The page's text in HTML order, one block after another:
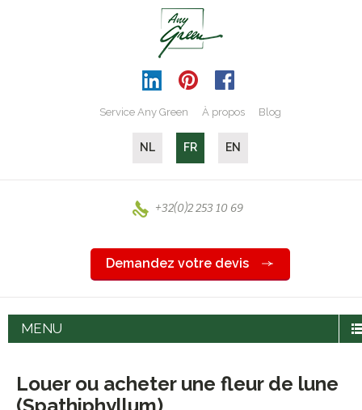
Service Any Green À propos Blog
NL FR EN
+32(0)2 253 10 69
Demandez votre devis
MENU
Louer ou acheter une fleur de lune